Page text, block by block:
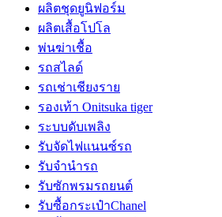
ผลิตชุดยูนิฟอร์ม
ผลิตเสื้อโปโล
พ่นฆ่าเชื้อ
รถสไลด์
รถเช่าเชียงราย
รองเท้า Onitsuka tiger
ระบบดับเพลิง
รับจัดไฟแนนซ์รถ
รับจำนำรถ
รับซักพรมรถยนต์
รับซื้อกระเป๋าChanel